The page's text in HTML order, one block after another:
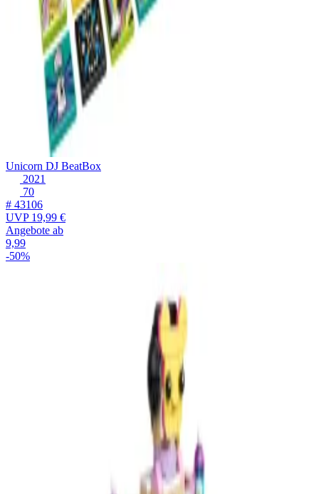
Unicorn DJ BeatBox
2021
70
# 43106
UVP19,99 €
Angebote ab
9,99
-50%